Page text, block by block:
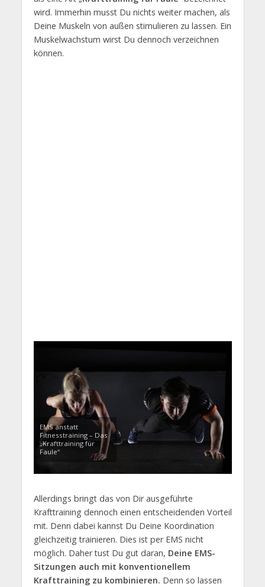
wird. Immerhin musst Du nichts weiter machen, als
Deine Muskeln von außen stimulieren zu lassen. Ein
Muskelwachstum wirst Du dennoch verzeichnen
können.
EMS anstatt
Fitnesstraining – Das
„Krafttraining für
Faule“
Allerdings bringt das von Dir ausgeführte
Krafttraining dennoch einen entscheidenden Vorteil
mit. Denn dabei kannst Du Deine Koordination
gleichzeitig trainieren. Dies ist per EMS nicht
möglich. Daher tust Du gut daran, Deine EMS-
Sitzungen auch mit konventionellem
Krafttraining zu kombinieren. Denn so lassen